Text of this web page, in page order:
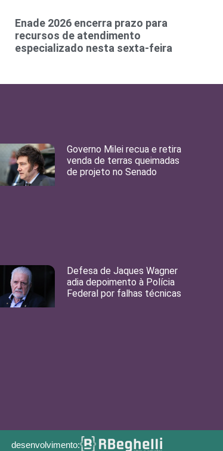
Enade 2026 encerra prazo para
recursos de atendimento
especializado nesta sexta-feira
Governo Milei recua e retira
venda de terras queimadas
de projeto no Senado
Defesa de Jaques Wagner
adia depoimento à Polícia
Federal por falhas técnicas
desenvolvimento: